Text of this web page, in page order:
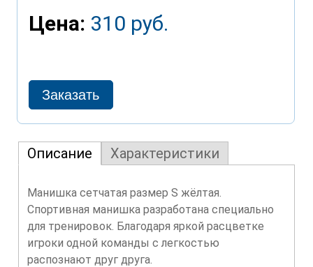
Цена: 310 руб.
Описание Характеристики
Манишка сетчатая размер S жёлтая.
Спортивная манишка разработана специально
для тренировок. Благодаря яркой расцветке
игроки одной команды с легкостью
распознают друг друга.